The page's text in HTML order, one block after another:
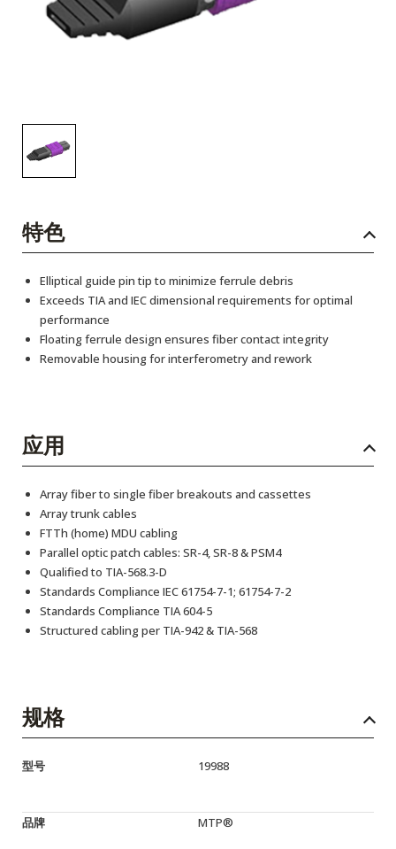
订阅
特色
Elliptical guide pin tip to minimize ferrule debris
Exceeds TIA and IEC dimensional requirements for optimal
performance
Floating ferrule design ensures fiber contact integrity
Removable housing for interferometry and rework
应用
Array fiber to single fiber breakouts and cassettes
Array trunk cables
FTTh (home) MDU cabling
Parallel optic patch cables: SR-4, SR-8 & PSM4
Qualified to TIA-568.3-D
Standards Compliance IEC 61754-7-1; 61754-7-2
Standards Compliance TIA 604-5
Structured cabling per TIA-942 & TIA-568
规格
型号 19988
品牌 MTP®